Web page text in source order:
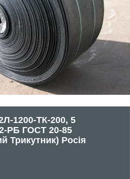
1200-ТК-200, 5
РБ ГОСТ 20-85
Росія